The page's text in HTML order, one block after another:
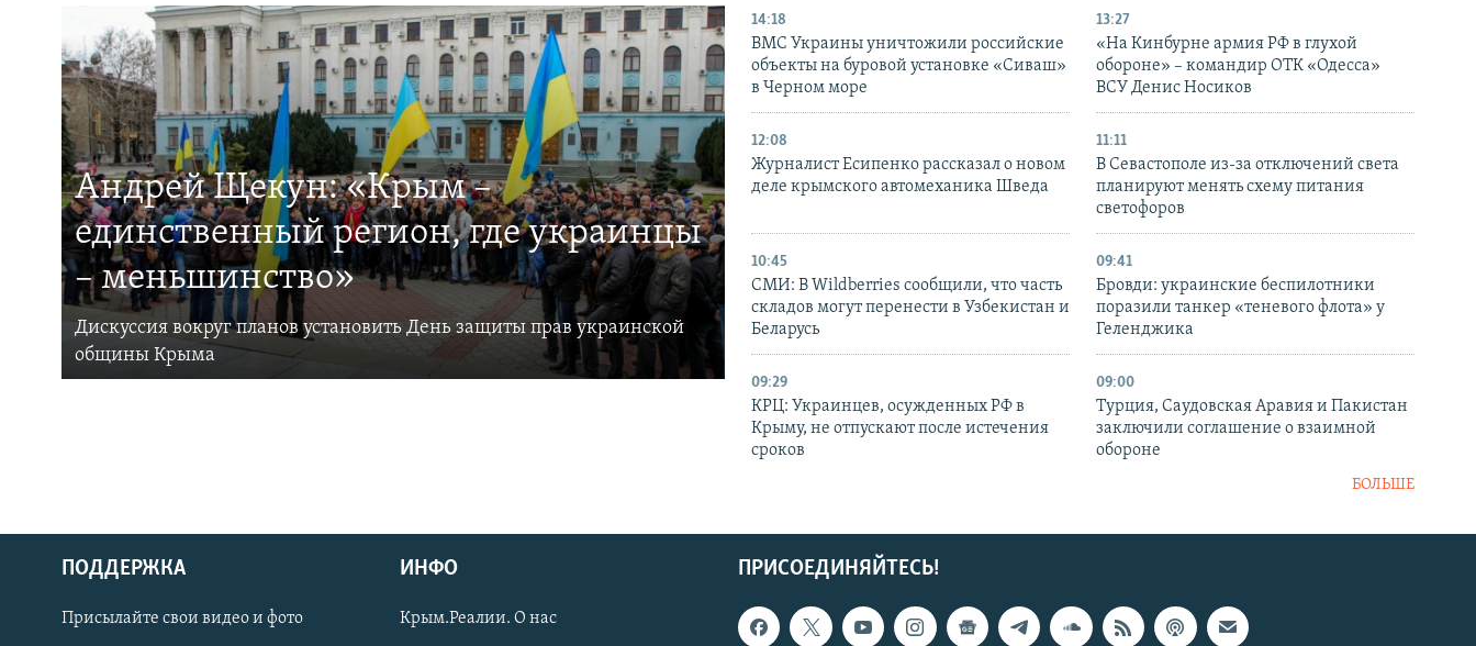
Українською
Андрей Щекун: «Крым –
единственный регион, где украинцы
– меньшинство»
Дискуссия вокруг планов установить День защиты прав украинской
общины Крыма
14:18
ВМС Украины уничтожили российские
объекты на буровой установке «Сиваш»
в Черном море
13:27
«На Кинбурне армия РФ в глухой
обороне» – командир ОТК «Одесса»
ВСУ Денис Носиков
12:08
Журналист Есипенко рассказал о новом
деле крымского автомеханика Шведа
11:11
В Севастополе из-за отключений света
планируют менять схему питания
светофоров
10:45
СМИ: В Wildberries сообщили, что часть
складов могут перенести в Узбекистан и
Беларусь
09:41
Бровди: украинские беспилотники
поразили танкер «теневого флота» у
Геленджика
09:29
КРЦ: Украинцев, осужденных РФ в
Крыму, не отпускают после истечения
сроков
09:00
Турция, Саудовская Аравия и Пакистан
заключили соглашение о взаимной
обороне
БОЛЬШЕ
ПРИСОЕДИНЯЙТЕСЬ!
ПОДДЕРЖКА
Присылайте свои видео и фото
ИНФО
Крым.Реалии. О нас